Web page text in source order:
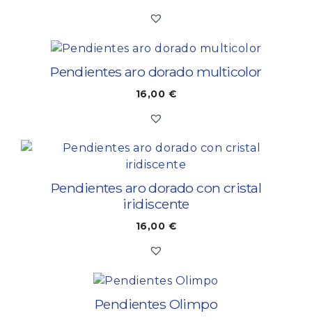
Pendientes aro dorado multicolor
16,00 €
Pendientes aro dorado con cristal
iridiscente
16,00 €
Pendientes Olimpo